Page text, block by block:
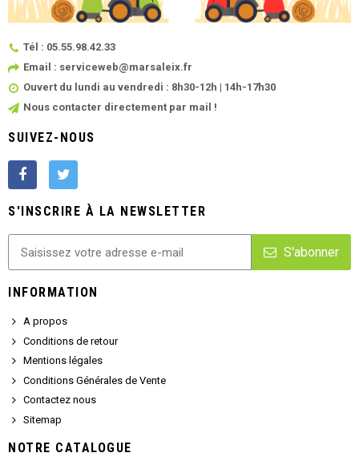
Tél : 05.55.98.42.33
Email : serviceweb@marsaleix.fr
Ouvert du lundi au vendredi : 8h30-12h | 14h-17h30
Nous contacter directement par mail !
SUIVEZ-NOUS
S'INSCRIRE À LA NEWSLETTER
S'abonner
INFORMATION
A propos
Conditions de retour
Mentions légales
Conditions Générales de Vente
Contactez nous
Sitemap
NOTRE CATALOGUE